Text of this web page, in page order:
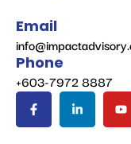
Email
Phone
+603-7972 8887